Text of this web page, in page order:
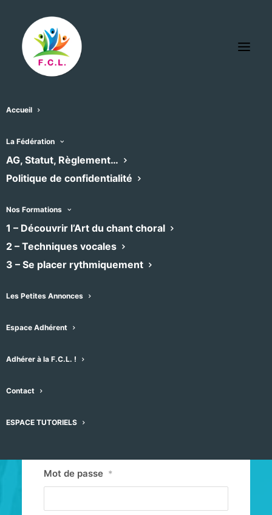
Accueil
La Fédération
AG, Statut, Règlement…
Politique de confidentialité
Nos Formations
1 – Découvrir l’Art du chant choral
2 – Techniques vocales
3 – Se placer rythmiquement
Les Petites Annonces
Espace Adhérent
Adhérer à la F.C.L. !
Contact
ESPACE TUTORIELS
Mot de passe *